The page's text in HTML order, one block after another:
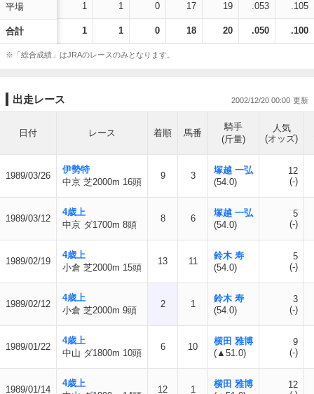
平場
合計
1 1 0 17 19 .053 .105
1 1 0 18 20 .050 .100
※「総合成績」はJRAのレースのみとなります。
出走レース 2002/12/20 00:00
日付 レース 着順 馬番
騎手
(斤量)
人気
(オッズ)
1989/03/26
伊勢特
中京 芝2000m 16頭
9 3
塚越 一弘
(54.0)
12
(-)
1989/03/12
4歳上
中京 ダ1700m 8頭
8 6
塚越 一弘
(54.0)
5
(-)
1989/02/19
4歳上
小倉 芝2000m 15頭
13 11
鈴木 寿
(54.0)
5
(-)
1989/02/12
4歳上
小倉 芝2000m 9頭
2 1
鈴木 寿
(54.0)
3
(-)
1989/01/22
4歳上
中山 ダ1800m 10頭
6 10
横田 雅博
(▲51.0)
9
(-)
1989/01/14
4歳上
12 1
横田 雅博
12